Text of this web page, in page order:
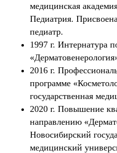
медицинская
Педиатрия.
педиатр.
1997 г. Интернатура
2016 г.
программе
государственная
2020 г. Повышение
направлению
Новосибирский
медицинский